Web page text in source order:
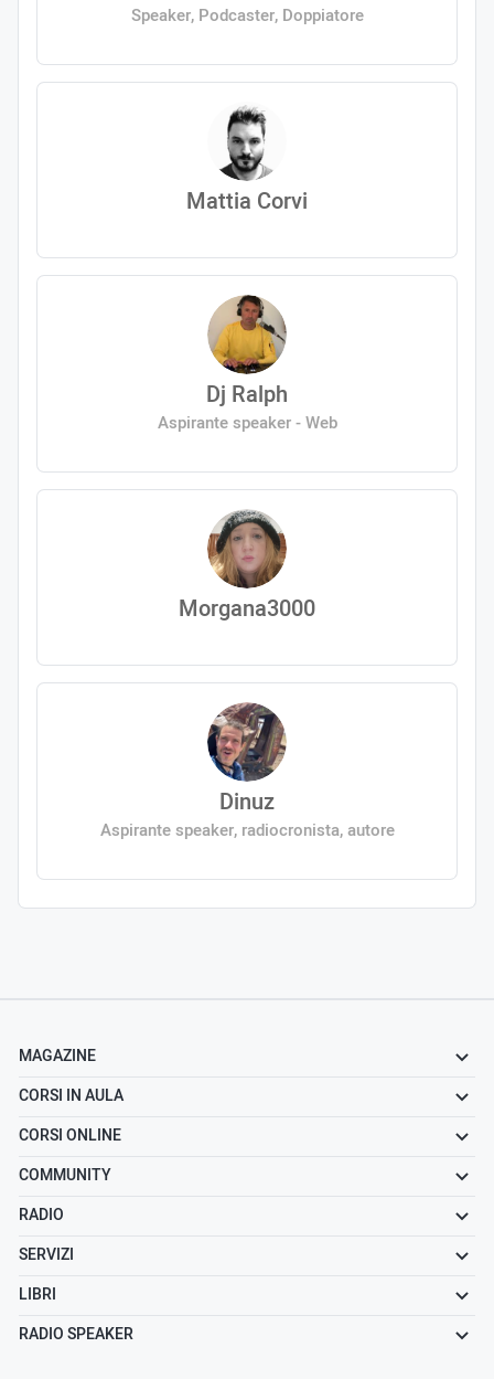
Speaker, Podcaster, Doppiatore
Mattia Corvi
Dj Ralph
Aspirante speaker - Web
Morgana3000
Dinuz
Aspirante speaker, radiocronista, autore
MAGAZINE
CORSI IN AULA
CORSI ONLINE
COMMUNITY
RADIO
SERVIZI
LIBRI
RADIO SPEAKER